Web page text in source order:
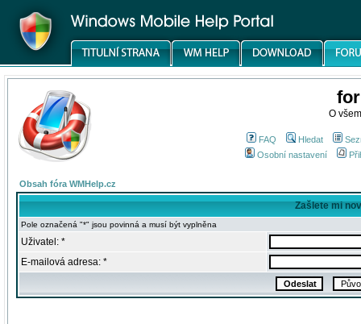
O
FAQ Hledat
Osobní nastavení
Obsah fóra WMHelp.cz
Zašlete mi
Pole označená "*" jsou povinná a musí být vyplněna
Uživatel: *
E-mailová adresa: *